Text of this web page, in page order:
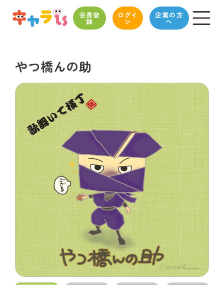
会員登
録
ログイ
ン
企業の方
へ
やつ橋んの助